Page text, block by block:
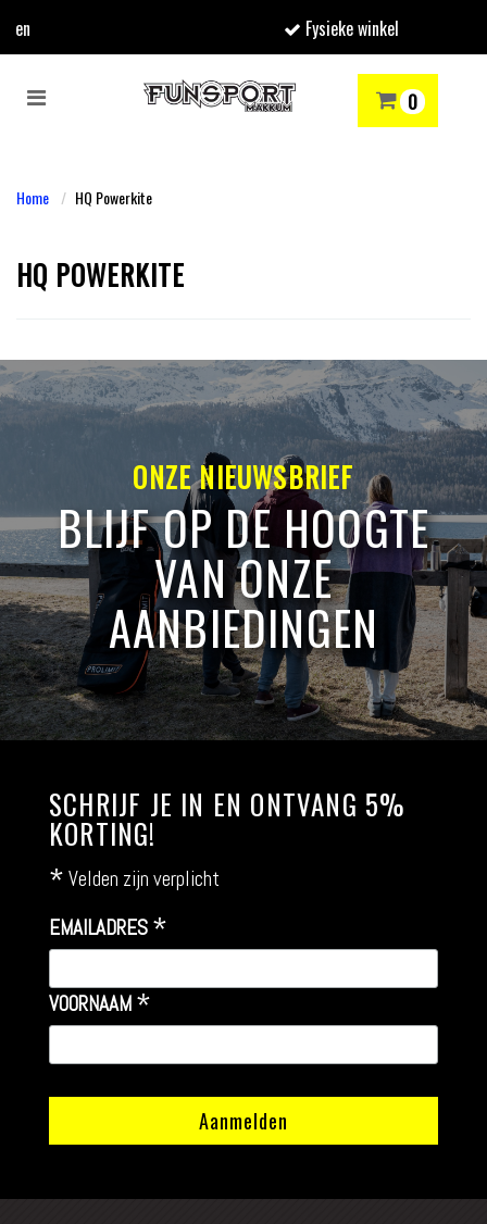
Fysieke winkel
Toggle
0
SKIËN WINTERSPORTSHOP
Home HQ Powerkite
HQ POWERKITE
ONZE NIEUWSBRIEF
BLIJF OP DE HOOGTE
VAN ONZE
AANBIEDINGEN
SCHRIJF JE IN EN ONTVANG 5%
KORTING!
* Velden zijn verplicht
EMAILADRES *
VOORNAAM *